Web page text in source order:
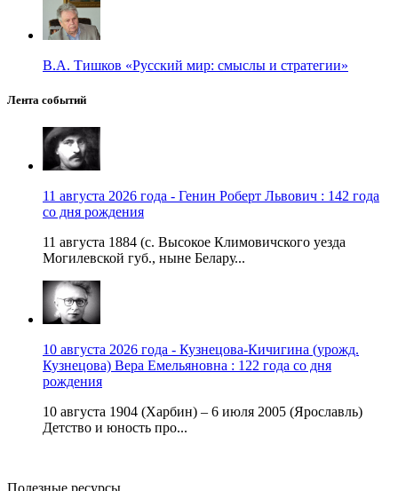
В.А. Тишков «Русский мир: смыслы и стратегии»
Лента событий
11 августа 2026 года - Генин Роберт Львович : 142 года
со дня рождения
11 августа 1884 (с. Высокое Климовичского уезда
Могилевской губ., ныне Белару...
10 августа 2026 года - Кузнецова-Кичигина (урожд.
Кузнецова) Вера Емельяновна : 122 года со дня
рождения
10 августа 1904 (Харбин) – 6 июля 2005 (Ярославль)
Детство и юность про...
Полезные ресурсы